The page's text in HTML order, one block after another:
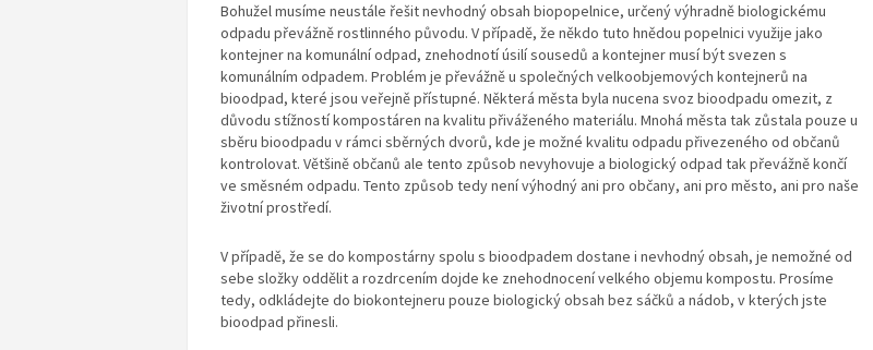
Bohužel musíme neustále řešit nevhodný obsah biopopelnice, určený výhradně biologickému
odpadu převážně rostlinného původu. V případě, že někdo tuto hnědou popelnici využije jako
kontejner na komunální odpad, znehodnotí úsilí sousedů a kontejner musí být svezen s
komunálním odpadem. Problém je převážně u společných velkoobjemových kontejnerů na
bioodpad, které jsou veřejně přístupné. Některá města byla nucena svoz bioodpadu omezit, z
důvodu stížností kompostáren na kvalitu přiváženého materiálu. Mnohá města tak zůstala pouze u
sběru bioodpadu v rámci sběrných dvorů, kde je možné kvalitu odpadu přivezeného od občanů
kontrolovat. Většině občanů ale tento způsob nevyhovuje a biologický odpad tak převážně končí
ve směsném odpadu. Tento způsob tedy není výhodný ani pro občany, ani pro město, ani pro naše
životní prostředí.
V případě, že se do kompostárny spolu s bioodpadem dostane i nevhodný obsah, je nemožné od
sebe složky oddělit a rozdrcením dojde ke znehodnocení velkého objemu kompostu. Prosíme
tedy, odkládejte do biokontejneru pouze biologický obsah bez sáčků a nádob, v kterých jste
bioodpad přinesli.